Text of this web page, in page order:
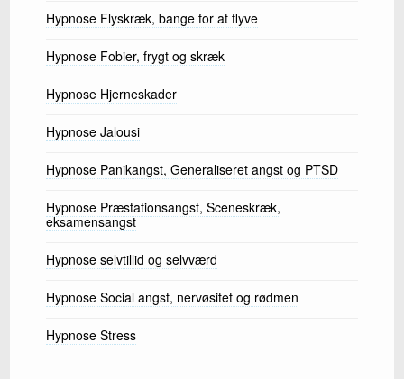
Hypnose Flyskræk, bange for at flyve
Hypnose Fobier, frygt og skræk
Hypnose Hjerneskader
Hypnose Jalousi
Hypnose Panikangst, Generaliseret angst og PTSD
Hypnose Præstationsangst, Sceneskræk,
eksamensangst
Hypnose selvtillid og selvværd
Hypnose Social angst, nervøsitet og rødmen
Hypnose Stress